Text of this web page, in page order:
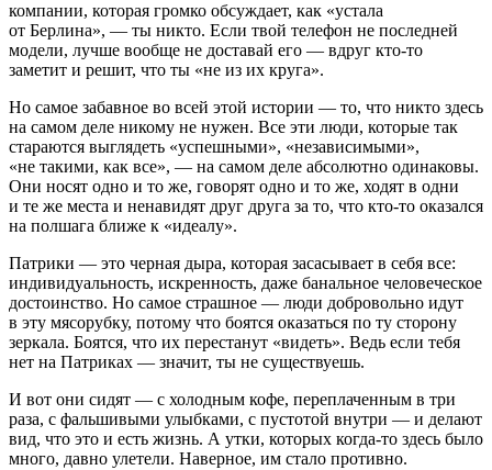
компании, которая громко обсуждает, как «устала
от Берлина», — ты никто. Если твой телефон не последней
модели, лучше вообще не доставай его — вдруг кто-то
заметит и решит, что ты «не из их круга».
Но самое забавное во всей этой истории — то, что никто здесь
на самом деле никому не нужен. Все эти люди, которые так
стараются выглядеть «успешными», «независимыми»,
«не такими, как все», — на самом деле абсолютно одинаковы.
Они носят одно и то же, говорят одно и то же, ходят в одни
и те же места и ненавидят друг друга за то, что кто-то оказался
на полшага ближе к «идеалу».
Патрики — это черная дыра, которая засасывает в себя все:
индивидуальность, искренность, даже банальное человеческое
достоинство. Но самое страшное — люди добровольно идут
в эту мясорубку, потому что боятся оказаться по ту сторону
зеркала. Боятся, что их перестанут «видеть». Ведь если тебя
нет на Патриках — значит, ты не существуешь.
И вот они сидят — с холодным кофе, переплаченным в три
раза, с фальшивыми улыбками, с пустотой внутри — и делают
вид, что это и есть жизнь. А утки, которых когда-то здесь было
много, давно улетели. Наверное, им стало противно.